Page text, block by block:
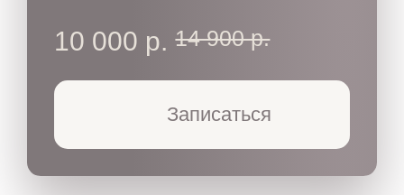
10 000 р. 14 900 р.
Записаться